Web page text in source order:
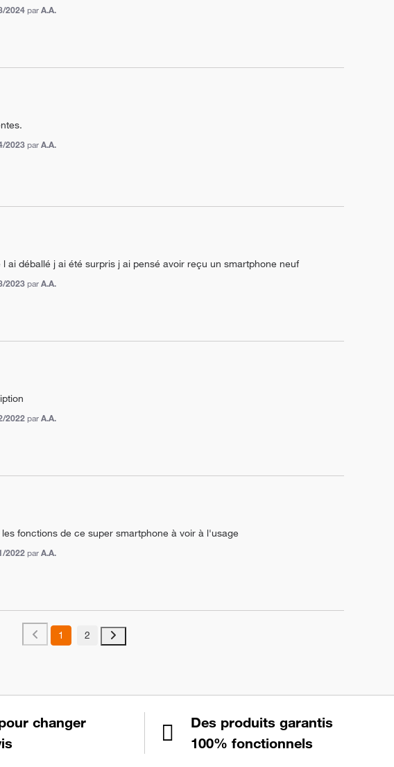
2024 parA.A.
2023 parA.A.
ai déballé j ai été surpris j ai pensé avoir reçu un smartphone neuf
2023 parA.A.
2022 parA.A.
fonctions de ce super smartphone à voir à l'usage
2022 parA.A.
1 2
changer
Des produits garantis
100% fonctionnels